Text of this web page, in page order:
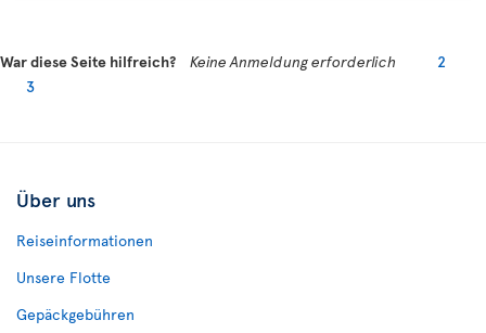
War diese Seite hilfreich? Keine Anmeldung erforderlich
2
3
Über uns
Reiseinformationen
Unsere Flotte
Gepäckgebühren